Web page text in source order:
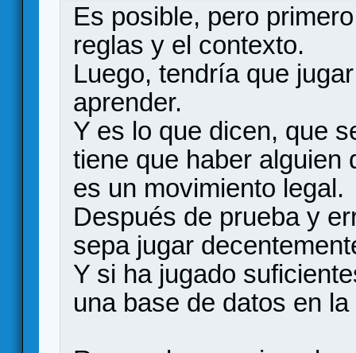
Es posible, pero
reglas y el contexto.
Luego, tendría que
aprender.
Y es lo que dicen, que
tiene que haber alguien
es un movimiento legal.
Después de prueba y
sepa jugar
Y si ha jugado
una base de datos en